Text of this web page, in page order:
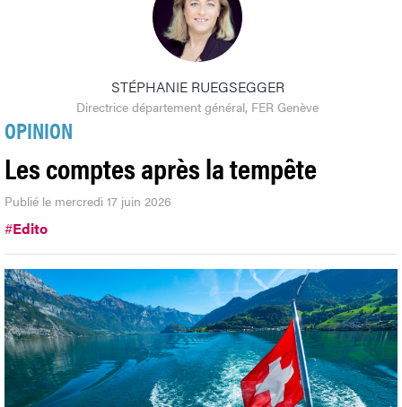
Directrice département général, FER Genève
OPINION
Les comptes après la tempête
Publié le mercredi 17 juin 2026
#Edito